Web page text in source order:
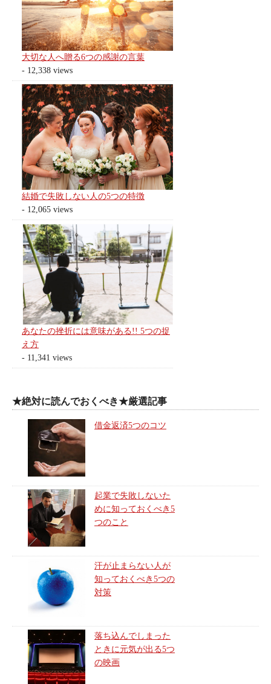
大切な人へ贈る6つの感謝の言葉
- 12,338 views
結婚で失敗しない人の5つの特徴
- 12,065 views
あなたの挫折には意味がある!! 5つの捉
え方
- 11,341 views
★絶対に読んでおくべき★厳選記事
借金返済5つのコツ
起業で失敗しないた
めに知っておくべき5
つのこと
汗が止まらない人が
知っておくべき5つの
対策
落ち込んでしまった
ときに元気が出る5つ
の映画